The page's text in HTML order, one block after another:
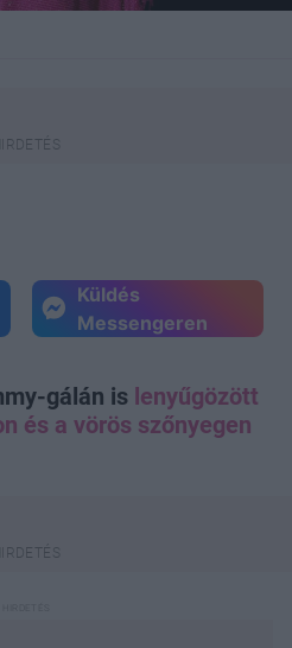
Küldés
Messengeren
gálán is lenyűgözött
és a vörös szőnyegen